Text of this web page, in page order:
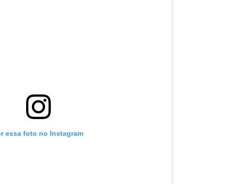
essa foto no Instagram